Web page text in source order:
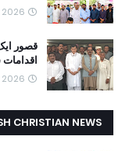
2026
قصور
2026
CHRISTIAN NEWS